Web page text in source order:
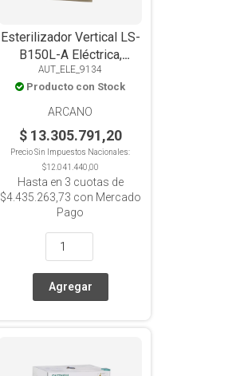
Esterilizador Vertical LS-
B150L-A Eléctrica,
Digital, Con Timer, Tipo
Chamberland, 150L
AUT_ELE_9134
Producto con Stock
ARCANO
$ 13.305.791,20
Precio Sin Impuestos Nacionales:
$12.041.440,00
Hasta en 3 cuotas de
$4.435.263,73 con Mercado
Pago